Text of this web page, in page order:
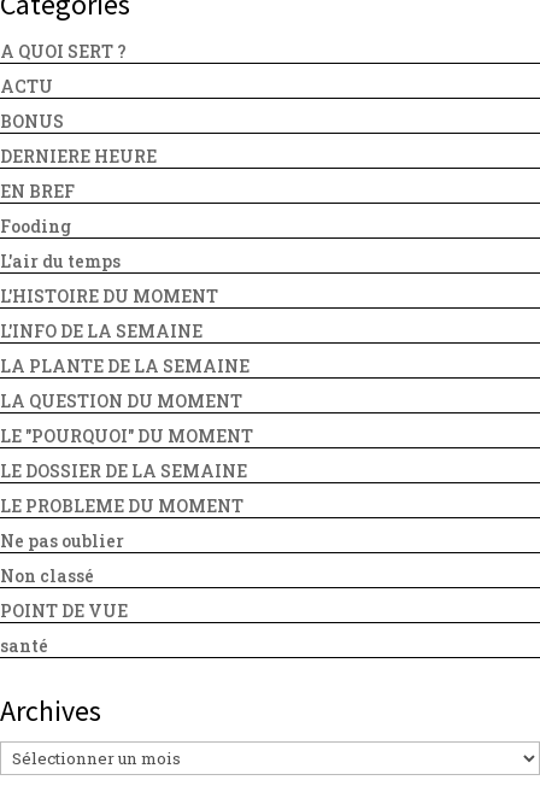
A QUOI SERT ?
ACTU
BONUS
DERNIERE HEURE
EN BREF
Fooding
L'air du temps
L'HISTOIRE DU MOMENT
L'INFO DE LA SEMAINE
LA PLANTE DE LA SEMAINE
LA QUESTION DU MOMENT
LE "POURQUOI" DU MOMENT
LE DOSSIER DE LA SEMAINE
LE PROBLEME DU MOMENT
Ne pas oublier
Non classé
POINT DE VUE
santé
Archives
Archives